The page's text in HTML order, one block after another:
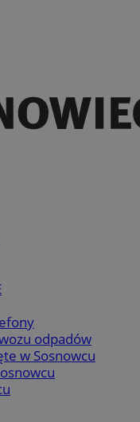
odpadów
w Sosnowcu